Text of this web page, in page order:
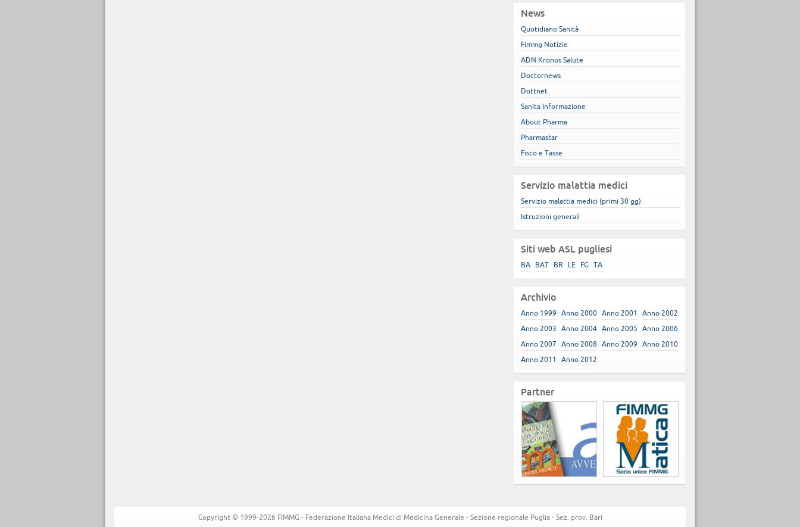
News
Quotidiano Sanità
Fimmg Notizie
ADN Kronos Salute
Doctornews
Dottnet
Sanita Informazione
About Pharma
Pharmastar
Fisco e Tasse
Servizio malattia medici
Servizio malattia medici (primi 30 gg)
Istruzioni generali
Siti web ASL pugliesi
BA BAT BR LE FG TA
Archivio
Anno 1999 Anno 2000 Anno 2001
Anno 2002
Anno 2003
Anno 2004 Anno 2005
Anno 2006
Anno 2007
Anno 2008 Anno 2009
Anno 2010
Anno 2011
Anno 2012
Partner
Copyright © 1999-2026 FIMMG - Federazione Italiana Medici di Medicina Generale - Sezione regionale Puglia - Sez. prov. Bari